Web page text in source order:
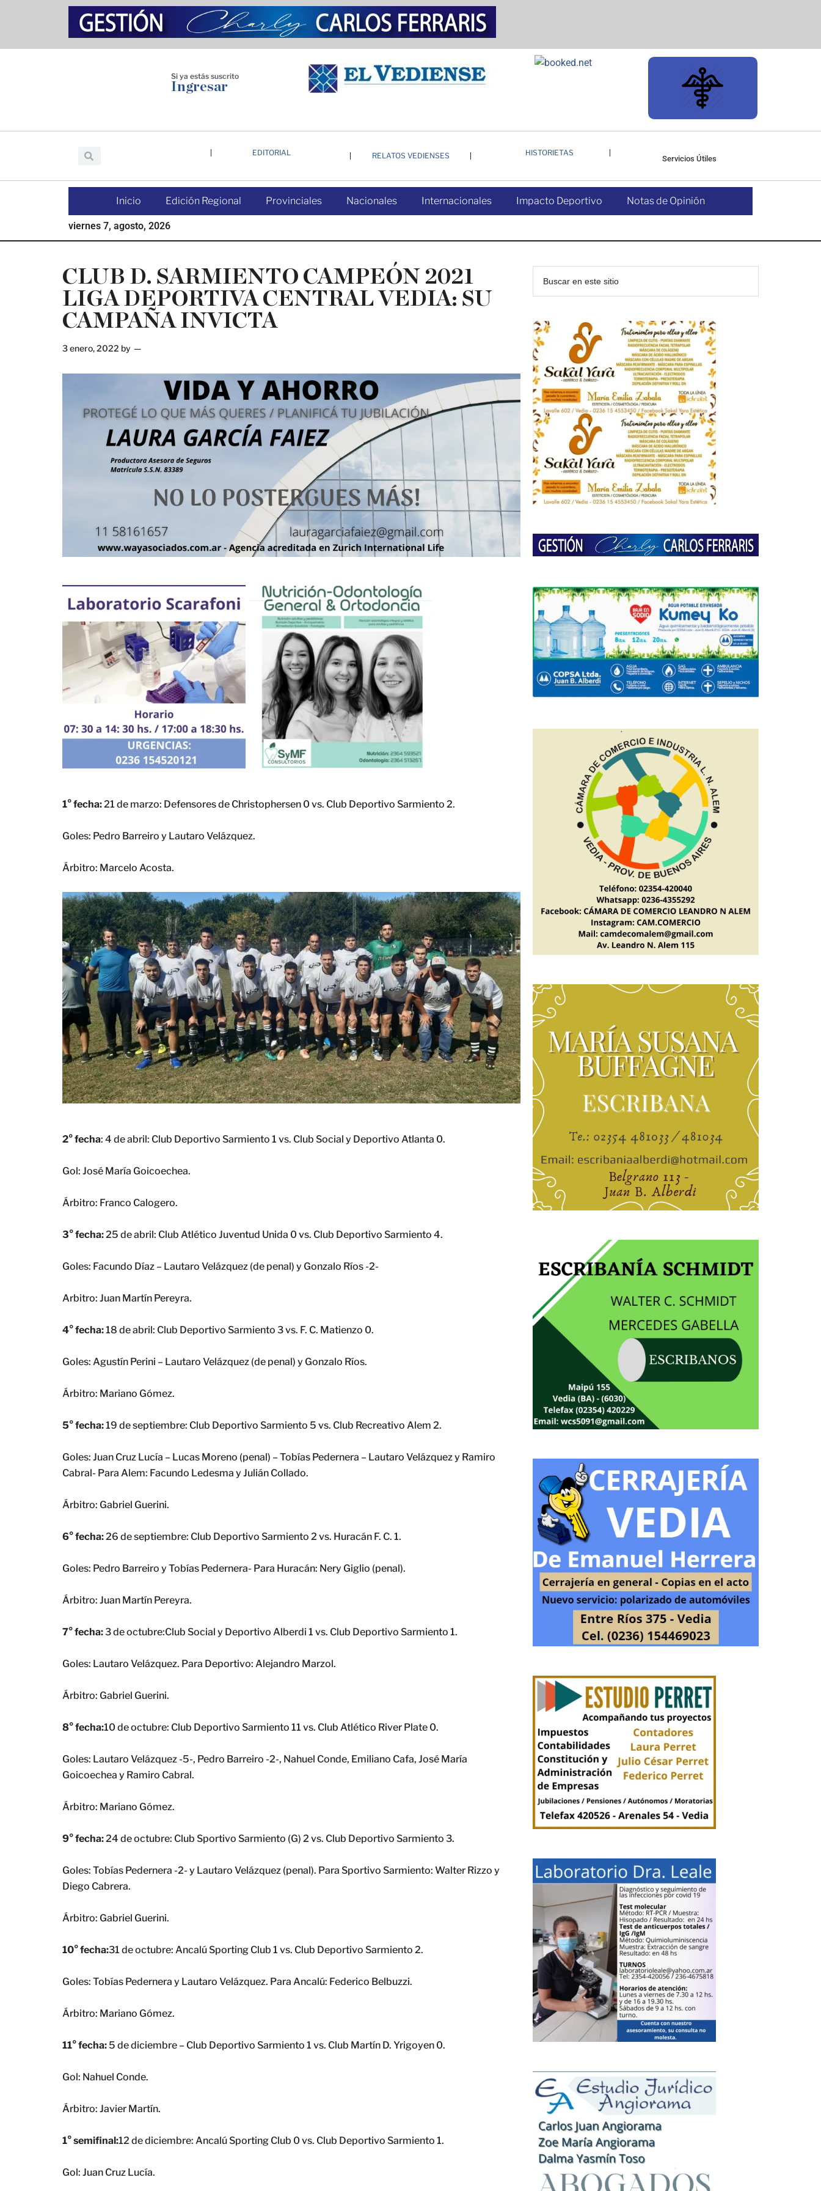
Si ya estás suscrito
Ingresar
EDITORIAL RELATOS VEDIENSES HISTORIETAS
Servicios Útiles
Inicio Edición Regional Provinciales Nacionales Internacionales Impacto Deportivo Notas de Opinión
viernes 7, agosto, 2026
CLUB D. SARMIENTO CAMPEÓN 2021
LIGA DEPORTIVA CENTRAL VEDIA: SU
CAMPAÑA INVICTA
3 enero, 2022 by
1° fecha:21 de marzo: Defensores de Christophersen 0 vs. Club Deportivo Sarmiento 2.
Goles: Pedro Barreiro y Lautaro Velázquez.
Árbitro: Marcelo Acosta.
2° fecha: 4 de abril: Club Deportivo Sarmiento 1 vs. Club Social y Deportivo Atlanta 0.
Gol: José María Goicoechea.
Árbitro: Franco Calogero.
3° fecha:25 de abril: Club Atlético Juventud Unida 0 vs. Club Deportivo Sarmiento 4.
Goles: Facundo Díaz – Lautaro Velázquez (de penal) y Gonzalo Ríos -2-
Arbitro: Juan Martín Pereyra.
4° fecha:18 de abril: Club Deportivo Sarmiento 3 vs. F. C. Matienzo 0.
Goles: Agustín Perini – Lautaro Velázquez (de penal) y Gonzalo Ríos.
Árbitro: Mariano Gómez.
5° fecha:19 de septiembre: Club Deportivo Sarmiento 5 vs. Club Recreativo Alem 2.
Goles: Juan Cruz Lucía – Lucas Moreno (penal) – Tobías Pedernera – Lautaro Velázquez y Ramiro
Cabral- Para Alem: Facundo Ledesma y Julián Collado.
Árbitro: Gabriel Guerini.
6° fecha:26 de septiembre: Club Deportivo Sarmiento 2 vs. Huracán F. C. 1.
Goles: Pedro Barreiro y Tobías Pedernera- Para Huracán: Nery Giglio (penal).
Árbitro: Juan Martín Pereyra.
7° fecha:3 de octubre:Club Social y Deportivo Alberdi 1 vs. Club Deportivo Sarmiento 1.
Goles: Lautaro Velázquez. Para Deportivo: Alejandro Marzol.
Árbitro: Gabriel Guerini.
8° fecha:10 de octubre: Club Deportivo Sarmiento 11 vs. Club Atlético River Plate 0.
Goles: Lautaro Velázquez -5-, Pedro Barreiro -2-, Nahuel Conde, Emiliano Cafa, José María
Goicoechea y Ramiro Cabral.
Árbitro: Mariano Gómez.
9° fecha:24 de octubre: Club Sportivo Sarmiento (G) 2 vs. Club Deportivo Sarmiento 3.
Goles: Tobías Pedernera -2- y Lautaro Velázquez (penal). Para Sportivo Sarmiento: Walter Rizzo y
Diego Cabrera.
Árbitro: Gabriel Guerini.
10° fecha:31 de octubre: Ancalú Sporting Club 1 vs. Club Deportivo Sarmiento 2.
Goles: Tobías Pedernera y Lautaro Velázquez. Para Ancalú: Federico Belbuzzi.
Árbitro: Mariano Gómez.
11° fecha:5 de diciembre – Club Deportivo Sarmiento 1 vs. Club Martín D. Yrigoyen 0.
Gol: Nahuel Conde.
Árbitro: Javier Martín.
1° semifinal:12 de diciembre: Ancalú Sporting Club 0 vs. Club Deportivo Sarmiento 1.
Gol: Juan Cruz Lucía.